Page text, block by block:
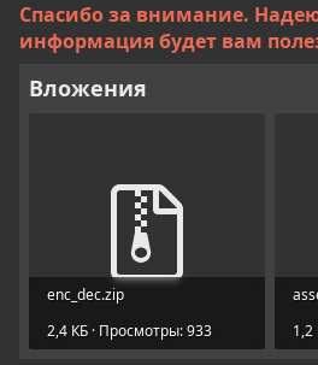
Спасибо за внимание.
информация будет вам
Вложения
enc_dec.zip
2,4 КБ · Просмотры: 933